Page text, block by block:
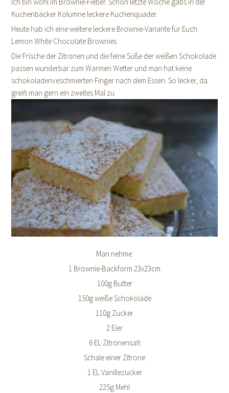
Ich bin wohl im Brownie-Fieber. Schon letzte Woche gabs in der
Kuchenbäcker Kolumne leckere Kuchenquader.
Heute hab ich eine weitere leckere Brownie-Variante für Euch:
Lemon White Chocolate Brownies.
Die Frische der Zitronen und die feine Süße der weißen Schokolade
passen wunderbar zum Warmen Wetter und man hat keine
schokoladenveschmierten Finger nach dem Essen. So lecker, da
greift man gern ein zweites Mal zu.
Man nehme:
1 Brownie-Backform 23x23cm
100g Butter
150g weiße Schokolade
110g Zucker
2 Eier
6 EL Zitronensaft
Schale einer Zitrone
1 EL Vanillezucker
225g Mehl